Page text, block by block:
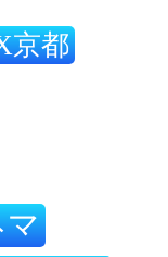
京都
マ